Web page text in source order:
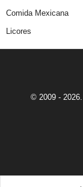
Comida Mexicana
Licores
© 2009 -